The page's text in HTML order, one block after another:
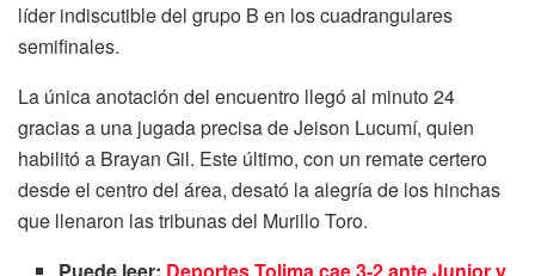
líder indiscutible del grupo B en los cuadrangulares
semifinales.
La única anotación del encuentro llegó al minuto 24
gracias a una jugada precisa de Jeison Lucumí, quien
habilitó a Brayan Gil. Este último, con un remate certero
desde el centro del área, desató la alegría de los hinchas
que llenaron las tribunas del Murillo Toro.